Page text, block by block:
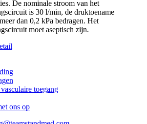
De nominale stroom van het
is 30 l/min, de druktoename
dan 0,2 kPa bedragen. Het
moet aseptisch zijn.
toegang
ons op